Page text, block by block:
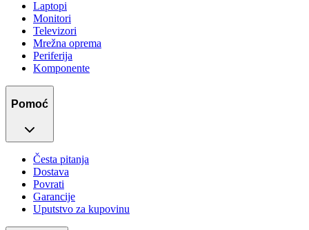
Laptopi
Monitori
Televizori
Mrežna oprema
Periferija
Komponente
Pomoć
Česta pitanja
Dostava
Povrati
Garancije
Uputstvo za kupovinu